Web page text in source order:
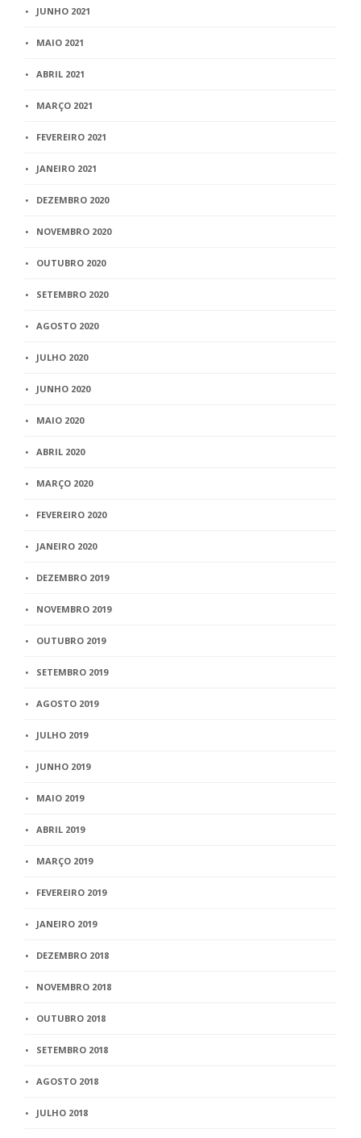
JUNHO 2021
MAIO 2021
ABRIL 2021
MARÇO 2021
FEVEREIRO 2021
JANEIRO 2021
DEZEMBRO 2020
NOVEMBRO 2020
OUTUBRO 2020
SETEMBRO 2020
AGOSTO 2020
JULHO 2020
JUNHO 2020
MAIO 2020
ABRIL 2020
MARÇO 2020
FEVEREIRO 2020
JANEIRO 2020
DEZEMBRO 2019
NOVEMBRO 2019
OUTUBRO 2019
SETEMBRO 2019
AGOSTO 2019
JULHO 2019
JUNHO 2019
MAIO 2019
ABRIL 2019
MARÇO 2019
FEVEREIRO 2019
JANEIRO 2019
DEZEMBRO 2018
NOVEMBRO 2018
OUTUBRO 2018
SETEMBRO 2018
AGOSTO 2018
JULHO 2018